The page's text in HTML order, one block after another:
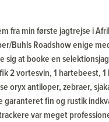
fra min første jagtrejse i
Buhls Roadshow enige
sig at booke en
2 vortesvin, 1 hartebeest,
oryx antiloper, zebraer,
garanteret fin og rustik
var meget